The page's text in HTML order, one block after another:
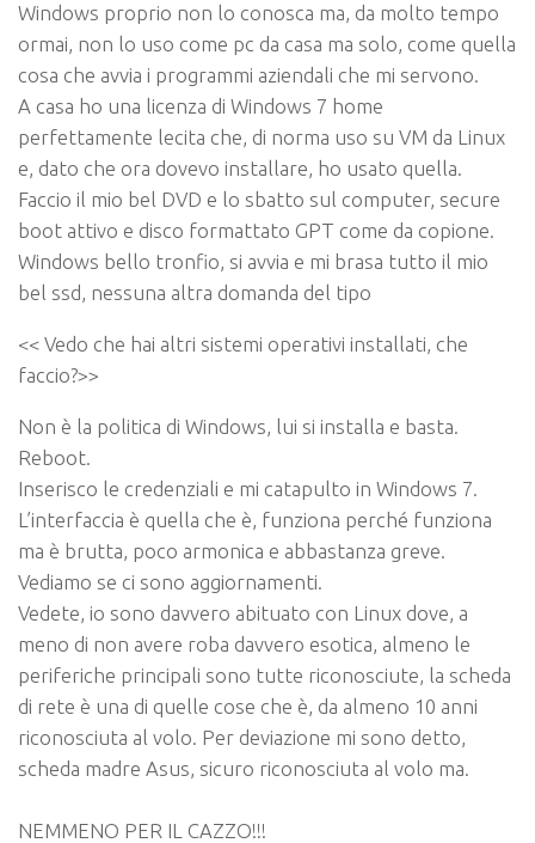
Windows proprio non lo conosca ma, da molto tempo
ormai, non lo uso come pc da casa ma solo, come quella
cosa che avvia i programmi aziendali che mi servono.
A casa ho una licenza di Windows 7 home
perfettamente lecita che, di norma uso su VM da Linux
e, dato che ora dovevo installare, ho usato quella.
Faccio il mio bel DVD e lo sbatto sul computer, secure
boot attivo e disco formattato GPT come da copione.
Windows bello tronfio, si avvia e mi brasa tutto il mio
bel ssd, nessuna altra domanda del tipo
<< Vedo che hai altri sistemi operativi installati, che
faccio?>>
Non è la politica di Windows, lui si installa e basta.
Reboot.
Inserisco le credenziali e mi catapulto in Windows 7.
L’interfaccia è quella che è, funziona perché funziona
ma è brutta, poco armonica e abbastanza greve.
Vediamo se ci sono aggiornamenti.
Vedete, io sono davvero abituato con Linux dove, a
meno di non avere roba davvero esotica, almeno le
periferiche principali sono tutte riconosciute, la scheda
di rete è una di quelle cose che è, da almeno 10 anni
riconosciuta al volo. Per deviazione mi sono detto,
scheda madre Asus, sicuro riconosciuta al volo ma.
NEMMENO PER IL CAZZO!!!